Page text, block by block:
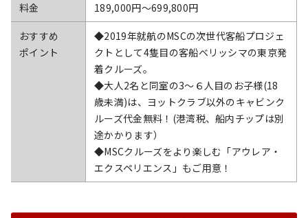
料金 189,000円〜699,800円
おすすめ
ポイント
◆2019年就航のMSCの次世代客船プロジェ
クトとして4隻目の客船ベリッシマの東京発
着クルーズ。
◆大人2名と同室の3～６人目のお子様(18
歳未満)は、ヨットクラブ以外のキャビンク
ルーズ代金無料！(港湾税、船内チップは別
途かかります）
◆MSCクルーズをより楽しむ「アウレア・
エクスペリエンス」もご用意！